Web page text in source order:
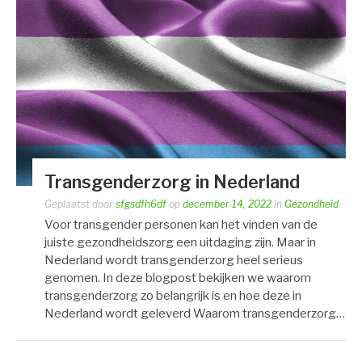
Transgenderzorg in Nederland
Geplaatst door sfgsdfh6df op december 14, 2022 in Gezondheid
Voor transgender personen kan het vinden van de
juiste gezondheidszorg een uitdaging zijn. Maar in
Nederland wordt transgenderzorg heel serieus
genomen. In deze blogpost bekijken we waarom
transgenderzorg zo belangrijk is en hoe deze in
Nederland wordt geleverd Waarom transgenderzorg…